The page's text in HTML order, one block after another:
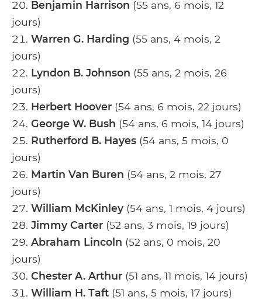
Benjamin Harrison (55 ans, 6 mois, 12
jours)
Warren G. Harding (55 ans, 4 mois, 2
jours)
Lyndon B. Johnson (55 ans, 2 mois, 26
jours)
Herbert Hoover (54 ans, 6 mois, 22 jours)
George W. Bush (54 ans, 6 mois, 14 jours)
Rutherford B. Hayes (54 ans, 5 mois, 0
jours)
Martin Van Buren (54 ans, 2 mois, 27
jours)
William McKinley (54 ans, 1 mois, 4 jours)
Jimmy Carter (52 ans, 3 mois, 19 jours)
Abraham Lincoln (52 ans, 0 mois, 20
jours)
Chester A. Arthur (51 ans, 11 mois, 14 jours)
William H. Taft (51 ans, 5 mois, 17 jours)